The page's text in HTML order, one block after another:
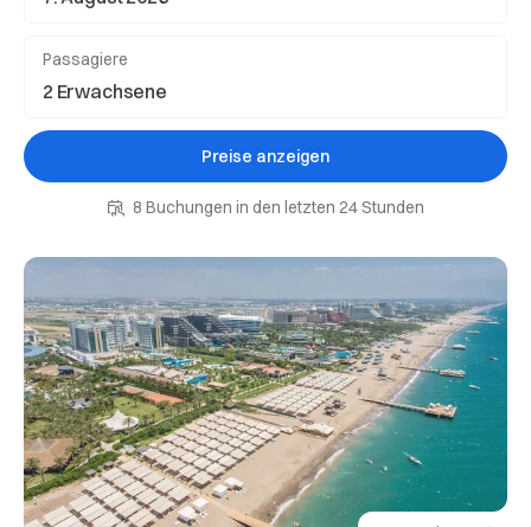
Passagiere
Preise anzeigen
8 Buchungen in den letzten 24 Stunden